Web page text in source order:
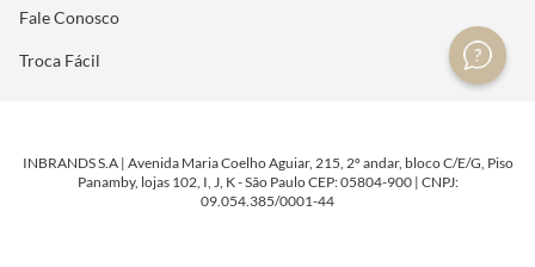
Fale Conosco
Troca Fácil
INBRANDS S.A | Avenida Maria Coelho Aguiar, 215, 2º andar, bloco C/E/G, Piso
Panamby, lojas 102, I, J, K - São Paulo CEP: 05804-900 | CNPJ:
09.054.385/0001-44